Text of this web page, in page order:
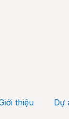
thiệu Dự